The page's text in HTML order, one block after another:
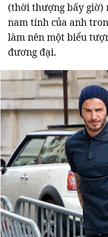
(thời thượng bấy giờ)
nam tính của anh
làm nên một biểu
đương đại.